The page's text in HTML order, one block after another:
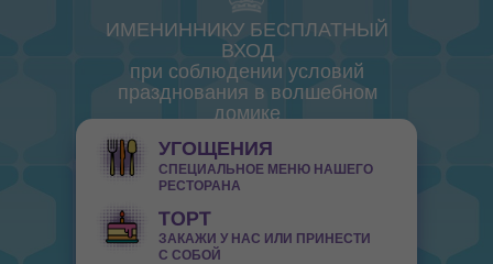
ИМЕНИННИКУ БЕСПЛАТНЫЙ
ВХОД
при соблюдении условий
празднования в волшебном
домике
УГОЩЕНИЯ
СПЕЦИАЛЬНОЕ МЕНЮ НАШЕГО
РЕСТОРАНА
ТОРТ
ЗАКАЖИ У НАС ИЛИ ПРИНЕСТИ
С СОБОЙ